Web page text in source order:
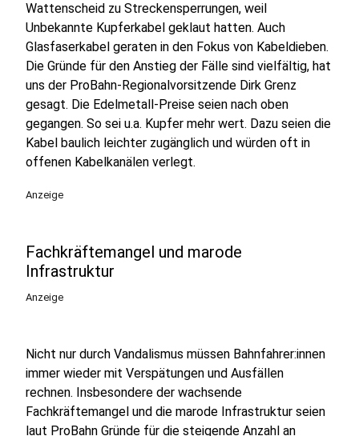
Wattenscheid zu Streckensperrungen, weil
Unbekannte Kupferkabel geklaut hatten. Auch
Glasfaserkabel geraten in den Fokus von Kabeldieben.
Die Gründe für den Anstieg der Fälle sind vielfältig, hat
uns der ProBahn-Regionalvorsitzende Dirk Grenz
gesagt. Die Edelmetall-Preise seien nach oben
gegangen. So sei u.a. Kupfer mehr wert. Dazu seien die
Kabel baulich leichter zugänglich und würden oft in
offenen Kabelkanälen verlegt.
Anzeige
Fachkräftemangel und marode
Infrastruktur
Anzeige
Nicht nur durch Vandalismus müssen Bahnfahrer:innen
immer wieder mit Verspätungen und Ausfällen
rechnen. Insbesondere der wachsende
Fachkräftemangel und die marode Infrastruktur seien
laut ProBahn Gründe für die steigende Anzahl an